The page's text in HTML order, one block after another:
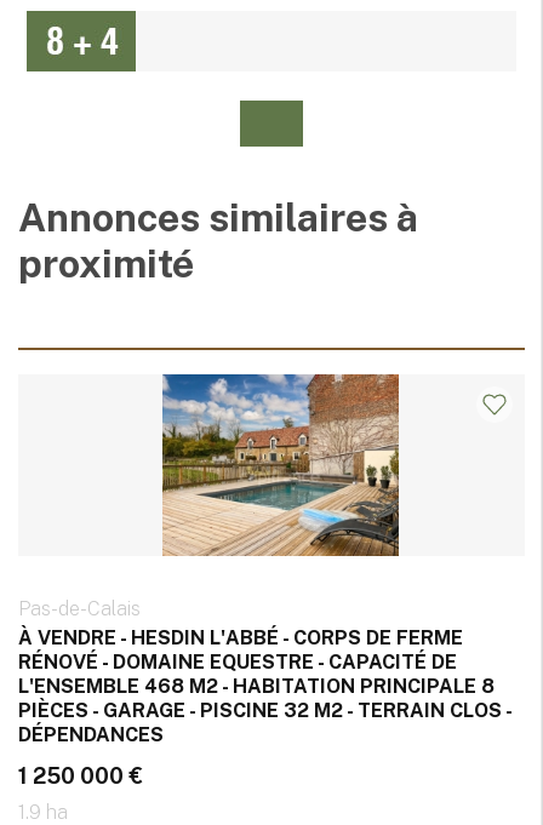
Annonces similaires à
proximité
Pas-de-Calais
À VENDRE - HESDIN L'ABBÉ - CORPS DE FERME
RÉNOVÉ - DOMAINE EQUESTRE - CAPACITÉ DE
L'ENSEMBLE 468 M2 - HABITATION PRINCIPALE 8
PIÈCES - GARAGE - PISCINE 32 M2 - TERRAIN CLOS -
DÉPENDANCES
1 250 000 €
1.9 ha